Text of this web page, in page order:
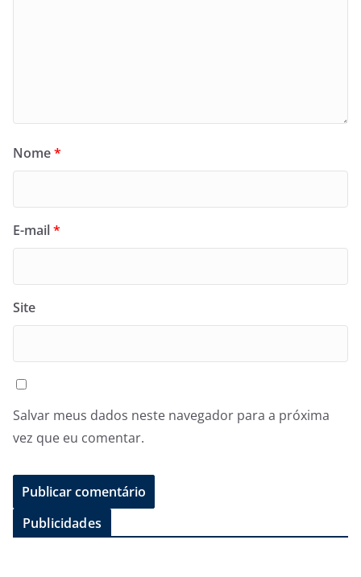
Nome*
E-mail*
Site
Salvar meus dados neste navegador para a próxima
vez que eu comentar.
Publicidades